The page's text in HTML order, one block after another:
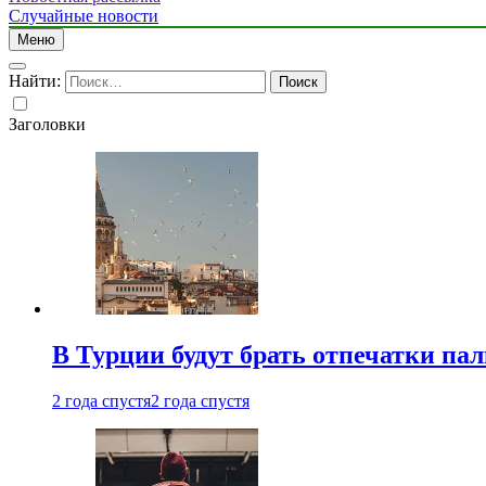
Случайные новости
Меню
Найти:
Заголовки
В Турции будут брать отпечатки
2 года спустя2 года спустя